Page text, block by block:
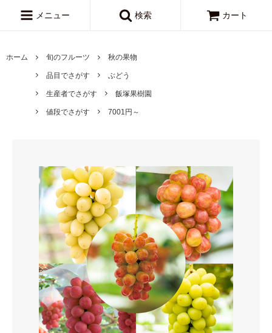
メニュー 検索 カート
ホーム 旬のフルーツ 秋の果物
品目でさがす ぶどう
生産者でさがす 飯塚果樹園
値段でさがす 7001円～